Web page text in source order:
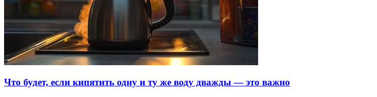
Что будет, если кипятить одну и ту же воду дважды — это важно